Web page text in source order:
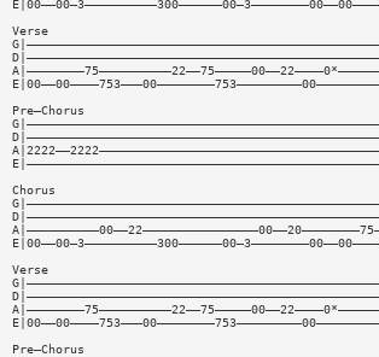
Verse
Pre—Chorus
Chorus
Verse
Pre—Chorus